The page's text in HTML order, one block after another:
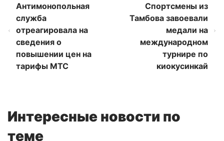
Антимонопольная
служба
отреагировала на
сведения о
повышении цен на
тарифы МТС
Спортсмены из
Тамбова завоевали
медали на
международном
турнире по
киокусинкай
Интересные новости по
теме